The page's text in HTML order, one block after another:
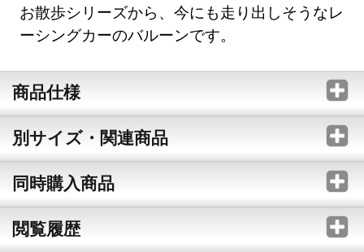
お散歩シリーズから、今にも走り出しそうなレ
ーシングカーのバルーンです。
商品仕様
別サイズ・関連商品
同時購入商品
閲覧履歴